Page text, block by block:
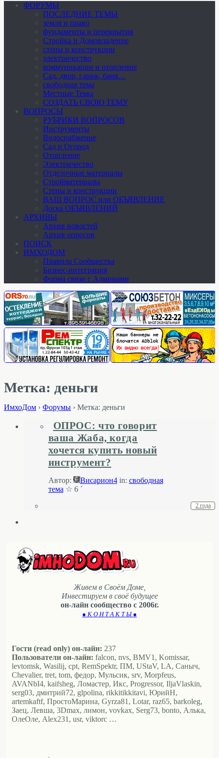
ФОРУМЫ
ПОСЛЕДНИЕ ТЕМЫ
земля и право
фундаменты и перекрытия
Стройка и Домовладение
стены и конструкции
электричество
коммуникации и отопление
Cад, двор, гараж, баня…
свободная тема
Местные Темы
СОЗДАТЬ СВОЮ ТЕМУ
ВОПРОСЫ
РУБРИКИ ВОПРОСОВ
Инструменты
Водоснабжение
Сад и Огород
Отопление
Электричество
Отделочные материалы
Стройматериалы
Стены и конструкции
ВАШ ВОПРОС или ОБЪЯВЛЕНИЕ
Доска ОБЪЯВЛЕНИЙ
АРХИВЫ
Архив новостей
Архив опросов
ПОИСК
ИМХОДОМ
Правила Сообщества
Бизнес-интеграция
Форма связи с Админами
Метка: деньги
ИмхоДом › Форумы › Метка: деньги
ОПРОС: что говорит
ваша Жаба, когда
хочется купить новый
инструмент?
Автор: Висариoн4 in: свободная
тема ☆ 6 ´
2 года
Живем в Своём Доме,
Инвестируем в своё будущее
он-лайн сообщество с 2006г.
● К О Н Т А К Т Ы ●
Гости (read only) он-лайн: 237
Пользователи он-лайн: falcon, nvs, BMV1, Komissar,
levtomsk, Wasilij, cpt, RemSpektr, ПМ, UStaV, LA, Саныч,
Chevalier, tret, tom, федор, Мульсик, srv, Morpfeus,
AVANbI4, kaifsheg, Ломастер, Икс, Progressor, IljaVlaskin,
serg03, дмитрий72, glpolina, rikkitikkitavi, ЮрийН,
artemkaftf, ПростоМарина, Gyrza81, Lotar, raz65, barkoleg,
Заец, Левша, 3Dmax, лимон, vovkax, Serg73, bonto, Алька,
ОлеОле, Alex231, usr, viktorc …